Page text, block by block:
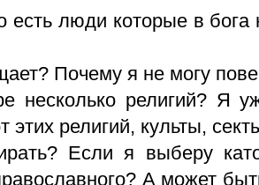
есть люди которые в
Почему я не могу
несколько религий? Я
этих религий, культы,
Если я выберу
А может